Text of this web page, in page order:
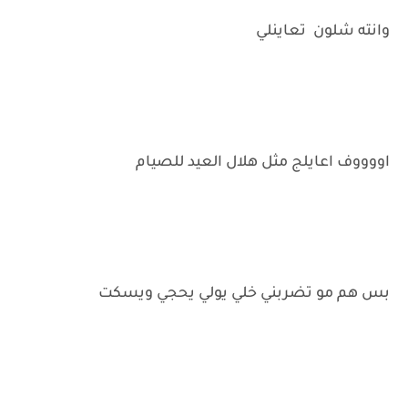
وانته شلون تعاينلي
اووووف اعايلج مثل هلال العيد للصيام
بس هم مو تضربني خلي يولي يحجي ويسكت